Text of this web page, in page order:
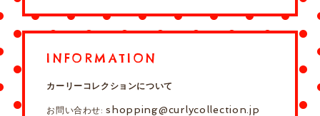
INFORMATION
カーリーコレクションについて
お問い合わせ:shopping@curlycollection.jp